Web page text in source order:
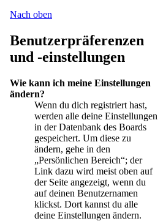
Nach oben
Benutzerpräferenzen
und -einstellungen
Wie kann ich meine Einstellungen
ändern?
Wenn du dich registriert hast,
werden alle deine Einstellungen
in der Datenbank des Boards
gespeichert. Um diese zu
ändern, gehe in den
„Persönlichen Bereich“; der
Link dazu wird meist oben auf
der Seite angezeigt, wenn du
auf deinen Benutzernamen
klickst. Dort kannst du alle
deine Einstellungen ändern.